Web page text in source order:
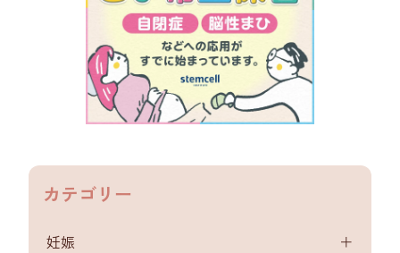
カテゴリー
妊娠 ＋